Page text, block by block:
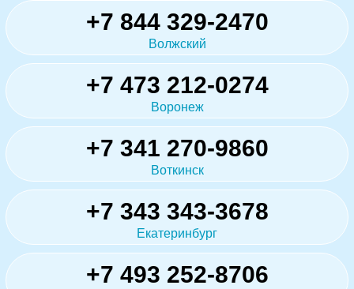
+7 844 329-2470
Волжский
+7 473 212-0274
Воронеж
+7 341 270-9860
Воткинск
+7 343 343-3678
Екатеринбург
+7 493 252-8706